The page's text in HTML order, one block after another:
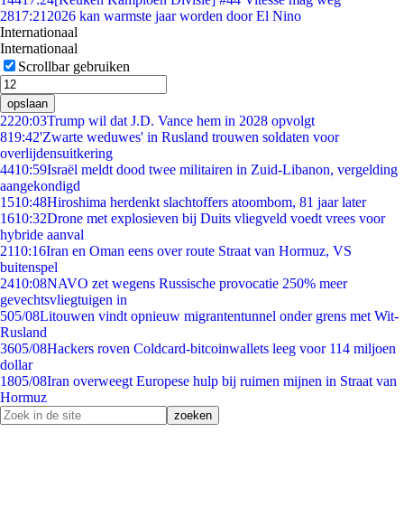
2817:21 2026 kan warmste jaar worden door El Nino
Internationaal
Internationaal
Scrollbar gebruiken
opslaan
2220:03Trump wil dat J.D. Vance hem in 2028 opvolgt
819:42'Zwarte weduwes' in Rusland trouwen soldaten voor
overlijdensuitkering
4410:59Israël meldt dood twee militairen in Zuid-Libanon, vergelding
aangekondigd
1510:48Hiroshima herdenkt slachtoffers atoombom, 81 jaar later
1610:32Drone met explosieven bij Duits vliegveld voedt vrees voor
hybride aanval
2110:16Iran en Oman eens over route Straat van Hormuz, VS
buitenspel
2410:08NAVO zet wegens Russische provocatie 250% meer
gevechtsvliegtuigen in
505/08Litouwen vindt opnieuw migrantentunnel onder grens met Wit-
Rusland
3605/08Hackers roven Coldcard-bitcoinwallets leeg voor 114 miljoen
dollar
1805/08Iran overweegt Europese hulp bij ruimen mijnen in Straat van
Hormuz